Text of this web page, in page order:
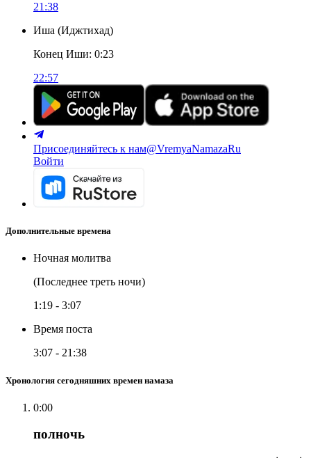
21:38
Иша (Иджтихад)
Конец Иши: 0:23
22:57
Присоединяйтесь к нам@VremyaNamazaRu
Войти
Дополнительные времена
Ночная молитва
(Последнее треть ночи)
1:19 - 3:07
Время поста
3:07 - 21:38
Хронология сегодняшних времен намаза
0:00
полночь